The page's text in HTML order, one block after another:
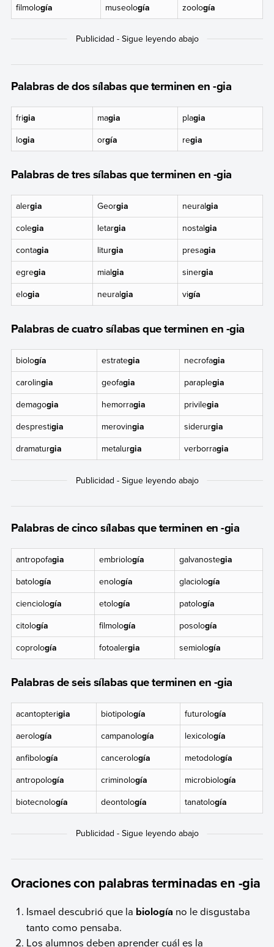
filmología museología zoología
Palabras de dos sílabas que terminen en -gia
frigia magia plagia
logia orgía regia
Palabras de tres sílabas que terminen en -gia
alergia Georgia neuralgia
colegia letargia nostalgia
contagia liturgia presagia
egregia mialgia sinergia
elogia neuralgia vigía
Palabras de cuatro sílabas que terminen en -gia
biología estrategia necrofagia
carolingia geofagia paraplegia
demagogia hemorragia privilegia
desprestigia merovingia siderurgia
dramaturgia metalurgia verborragia
Palabras de cinco sílabas que terminen en -gia
antropofagia embriología galvanostegia
batología enología glaciología
cienciología etología patología
citología filmología posología
coprología fotoalergia semiología
Palabras de seis sílabas que terminen en -gia
acantopterigia biotipología futurología
aerología campanología lexicología
anfibología cancerología metodología
antropología criminología microbiología
biotecnología deontología tanatología
Oraciones con palabras terminadas en -gia
Ismael descubrió que la biología no le disgustaba
tanto como pensaba.
Los alumnos deben aprender cuál es la